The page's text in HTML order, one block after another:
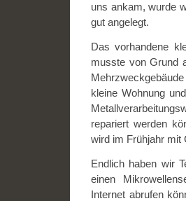
uns ankam, wurde
gut angelegt.
Das vorhandene
musste von Grund
kleine Wohnung
repariert werden
wird im Frühjahr mit
Endlich haben wir
einen
Internet abrufen